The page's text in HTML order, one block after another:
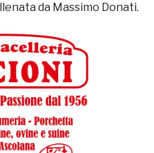
da Massimo Donati.